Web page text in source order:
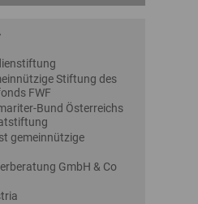
Stiftung des
FWF
Bund Österreichs
gemeinnützige
GmbH & Co